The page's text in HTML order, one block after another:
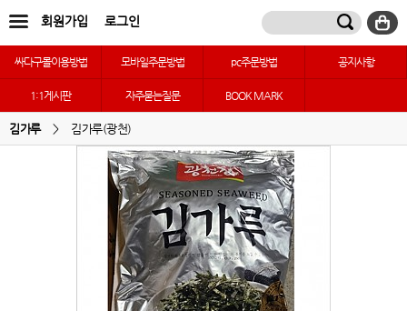
회원가입 로그인
싸다구몰이용방법 모바일주문방법 pc주문방법 공지사항
1:1게시판 자주묻는질문 BOOK MARK
김가루 > 김가루(광천)